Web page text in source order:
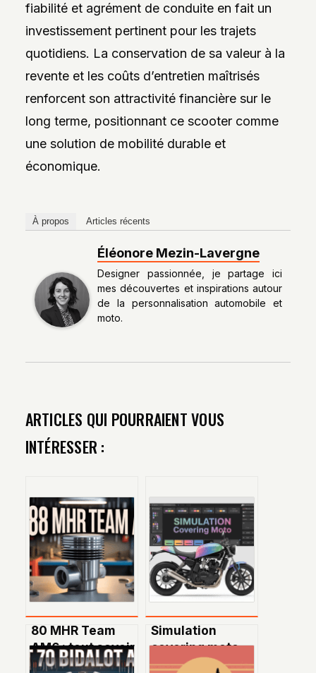
fiabilité et agrément de conduite en fait un
investissement pertinent pour les trajets
quotidiens. La conservation de sa valeur à la
revente et les coûts d’entretien maîtrisés
renforcent son attractivité financière sur le
long terme, positionnant ce scooter comme
une solution de mobilité durable et
économique.
À propos Articles récents
Éléonore Mezin-Lavergne
Designer passionnée, je partage ici
mes découvertes et inspirations autour
de la personnalisation automobile et
moto.
ARTICLES QUI POURRAIENT VOUS
INTÉRESSER :
80 MHR Team
AM6 : tout savoir
sur ce kit
Simulation
covering moto
en ligne : trouvez